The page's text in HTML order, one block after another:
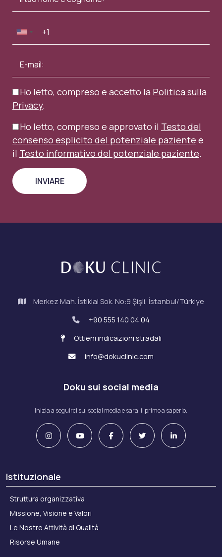
Ho letto, compreso e accetto la Politica sulla
Privacy.
Ho letto, compreso e approvato il Testo del
consenso esplicito del potenziale paziente e
il Testo informativo del potenziale paziente.
Merkez Mah. İstiklal Sok. No:9 Şişli, İstanbul/Türkiye
+90 555 140 04 04
Ottieni indicazioni stradali
info@dokuclinic.com
Doku sui social media
Inizia a seguirci sui social media e sarai il primo a saperlo.
Istituzionale
Struttura organizzativa
Missione, Visione e Valori
Le Nostre Attività di Qualità
Risorse Umane